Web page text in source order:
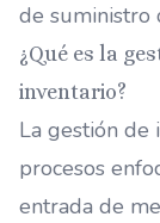
de suministro
¿Qué es la
inventario?
La gestión de
procesos
entrada de